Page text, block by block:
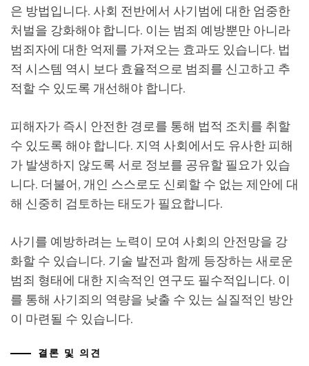
은 방법입니다. 사회 전반에서 사기범에 대한 엄중한
처벌을 강화해야 합니다. 이는 범죄 예방뿐만 아니라
범죄자에 대한 억제를 가져오는 효과도 있습니다. 법
적 시스템 역시 보다 효율적으로 범죄를 신고하고 추
적할 수 있도록 개선해야 합니다.
피해자가 즉시 안전한 경로를 통해 법적 조치를 취할
수 있도록 해야 합니다. 지역 사회에서도 유사한 피해
가 발생하지 않도록 서로 정보를 공유할 필요가 있습
니다. 더불어, 개인 스스로도 신뢰할 수 없는 제안에 대
해 신중히 검토하는 태도가 필요합니다.
사기를 예방하려는 노력이 모여 사회의 안전망을 강
화할 수 있습니다. 기술 발전과 함께 등장하는 새로운
범죄 형태에 대한 지속적인 연구도 필수적입니다. 이
를 통해 사기죄의 역량을 낮출 수 있는 실질적인 방안
이 마련될 수 있습니다.
결론 및 의견